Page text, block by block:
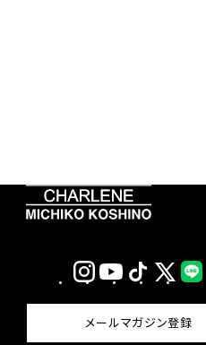
InstagramYouTubeTikTok X
(Twitter)
メールマガジン登録